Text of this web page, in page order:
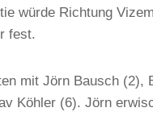
würde Richtung
fest.
mit Jörn Bausch (2),
Köhler (6). Jörn